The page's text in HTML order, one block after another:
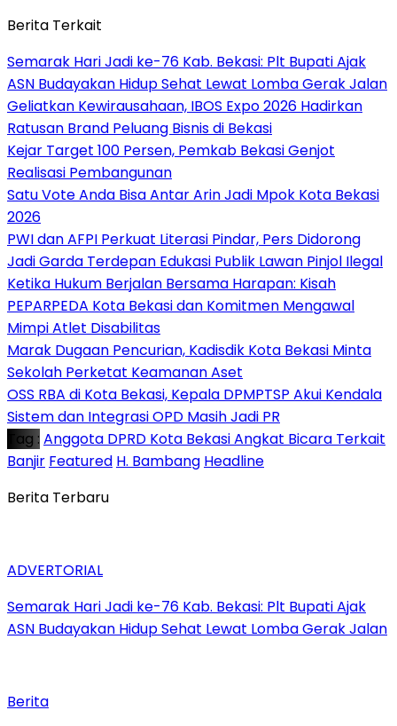
Berita Terkait
‎Semarak Hari Jadi ke-76 Kab. Bekasi: Plt Bupati Ajak
ASN Budayakan Hidup Sehat Lewat Lomba Gerak Jalan
‎Geliatkan Kewirausahaan, IBOS Expo 2026 Hadirkan
Ratusan Brand Peluang Bisnis di Bekasi
Kejar Target 100 Persen, Pemkab Bekasi Genjot
Realisasi Pembangunan
Satu Vote Anda Bisa Antar Arin Jadi Mpok Kota Bekasi
2026
PWI dan AFPI Perkuat Literasi Pindar, Pers Didorong
Jadi Garda Terdepan Edukasi Publik Lawan Pinjol Ilegal
Ketika Hukum Berjalan Bersama Harapan: Kisah
PEPARPEDA Kota Bekasi dan Komitmen Mengawal
Mimpi Atlet Disabilitas
‎Marak Dugaan Pencurian, Kadisdik Kota Bekasi Minta
Sekolah Perketat Keamanan Aset
‎OSS RBA di Kota Bekasi, Kepala DPMPTSP Akui Kendala
Sistem dan Integrasi OPD Masih Jadi PR
Tag : Anggota DPRD Kota Bekasi Angkat Bicara Terkait
Banjir Featured H. Bambang Headline
Berita Terbaru
ADVERTORIAL
‎Semarak Hari Jadi ke-76 Kab. Bekasi: Plt Bupati Ajak
ASN Budayakan Hidup Sehat Lewat Lomba Gerak Jalan
Berita